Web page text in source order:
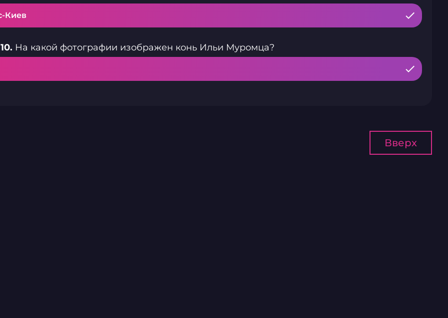
Киев
На какой фотографии изображен конь Ильи Муромца?
Вверх